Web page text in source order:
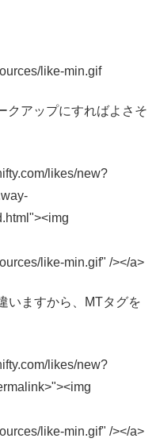
like-min.gif
クアップにすればよさそ
likes/new?
like-min.gif" /></a>
いますから、MTタグを
likes/new?
like-min.gif" /></a>